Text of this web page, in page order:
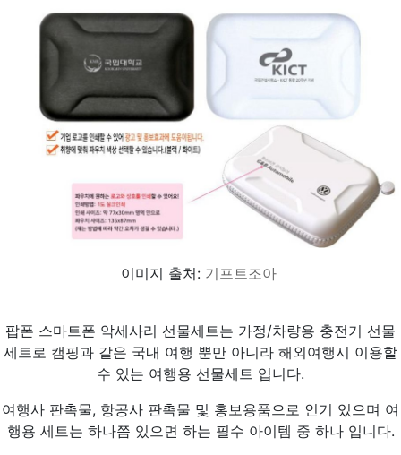
이미지 출처: 기프트조아
팝폰 스마트폰 악세사리 선물세트는 가정/차량용 충전기 선물
세트로 캠핑과 같은 국내 여행 뿐만 아니라 해외여행시 이용할
수 있는 여행용 선물세트 입니다.
여행사 판촉물, 항공사 판촉물 및 홍보용품으로 인기 있으며 여
행용 세트는 하나쯤 있으면 하는 필수 아이템 중 하나 입니다.